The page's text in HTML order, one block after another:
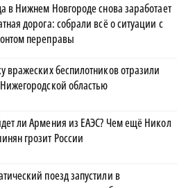
в Нижнем Новгороде снова заработает
дорога: собрали всё о ситуации с
переправы
вражеских беспилотников отразили
областью
ли Армения из ЕАЭС? Чем ещё Никол
грозит России
поезд запустили в